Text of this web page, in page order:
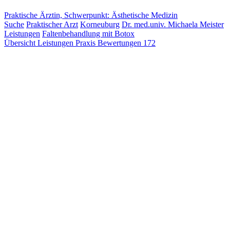
Praktische Ärztin, Schwerpunkt: Ästhetische Medizin
Suche Praktischer Arzt Korneuburg Dr. med.univ. Michaela Meister
Leistungen Faltenbehandlung mit Botox
Übersicht Leistungen Praxis Bewertungen 172